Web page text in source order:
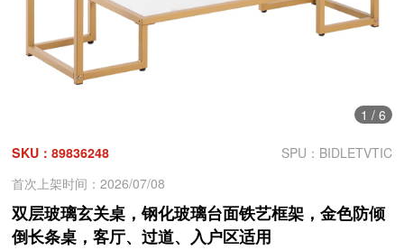
1 / 6
SKU：89836248
SPU：BIDLETVTIC
首次上架时间：2026/07/08
双层玻璃玄关桌，钢化玻璃台面铁艺框架，金色防倾
倒长条桌，客厅、过道、入户区适用